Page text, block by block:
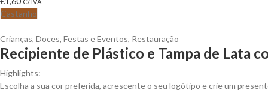
Castanho
Crianças, Doces, Festas e Eventos, Restauração
Recipiente de Plástico e Tampa de Lata
Highlights:
Escolha a sua cor preferida, acrescente o seu logótipo e crie um